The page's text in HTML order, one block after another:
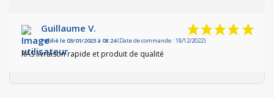
Guillaume V.
Publié le 03/01/2023 à 08:24(Date de commande : 18/12/2022)
RAS livraison rapide et produit de qualité